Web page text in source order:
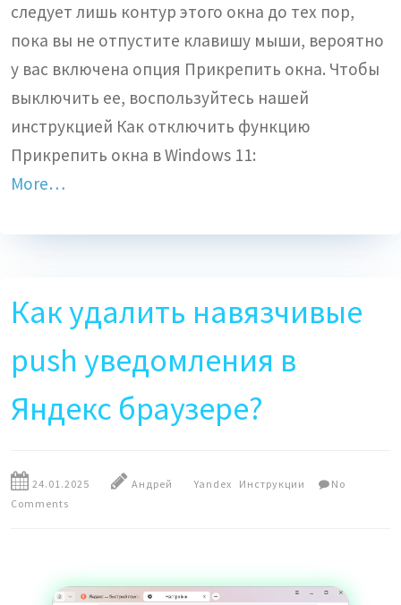
следует лишь контур этого окна до тех пор,
пока вы не отпустите клавишу мыши, вероятно
у вас включена опция Прикрепить окна. Чтобы
выключить ее, воспользуйтесь нашей
инструкцией Как отключить функцию
Прикрепить окна в Windows 11:
More…
Как удалить навязчивые
push уведомления в
Яндекс браузере?
24.01.2025 Андрей Yandex Инструкции
No
Comments